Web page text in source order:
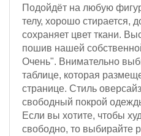
Подойдёт на любую
телу, хорошо стирается,
сохраняет цвет ткани.
пошив нашей
Очень". Внимательно
таблице, которая
странице. Стиль
свободный покрой
Если вы хотите, чтобы
свободно, то выбирайте